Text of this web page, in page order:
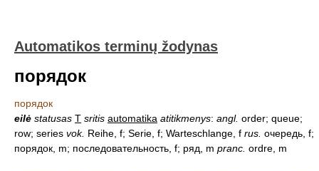
Automatikos terminų žodynas
порядок
порядок
eilė statusas T sritis automatika atitikmenys: angl. order; queue;
row; series vok. Reihe, f; Serie, f; Warteschlange, f rus. очередь, f;
порядок, m; последовательность, f; ряд, m pranc. ordre, m